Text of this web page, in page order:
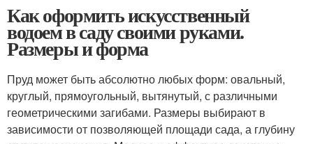
Как оформить искусственный
водоем в саду своими руками.
Размеры и форма
Пруд может быть абсолютно любых форм: овальный,
круглый, прямоугольный, вытянутый, с различными
геометрическими загибами. Размеры выбирают в
зависимости от позволяющей площади сада, а глубину